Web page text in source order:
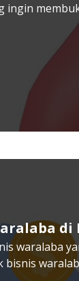
ingin
waralaba
bisnis